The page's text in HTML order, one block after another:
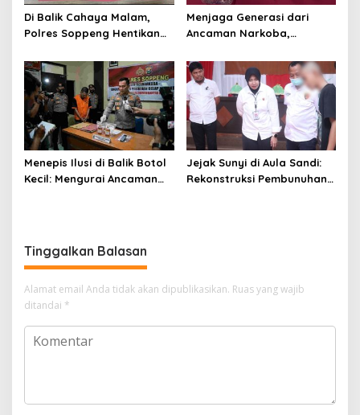
Di Balik Cahaya Malam,
Polres Soppeng Hentikan
Menjaga Generasi dari
Ancaman Narkoba,
Soppeng Ringkus Tiga
Terduga di Cabenge
Menepis Ilusi di Balik Botol
Kecil: Mengurai Ancaman
Jejak Sunyi di Aula Sandi:
Rekonstruksi Pembunuhan
Tinggalkan Balasan
Alamat email Anda tidak akan dipublikasikan. Ruas yang wajib
ditandai *